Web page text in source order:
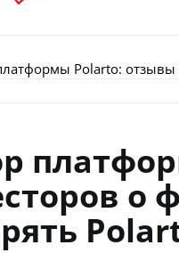
Polarto: отзывы
о